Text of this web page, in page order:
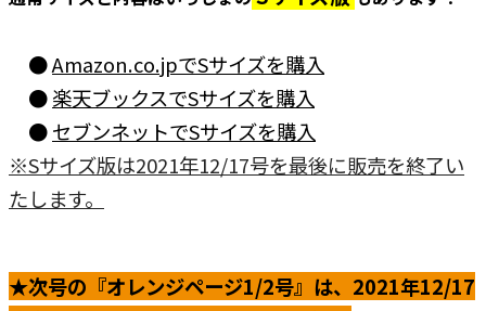
●Amazon.co.jpでSサイズを購入
●楽天ブックスでSサイズを購入
●セブンネットでSサイズを購入
※Sサイズ版は2021年12/17号を最後に販売を終了い
たします。
★次号の『オレンジページ1/2号』は、2021年12/17